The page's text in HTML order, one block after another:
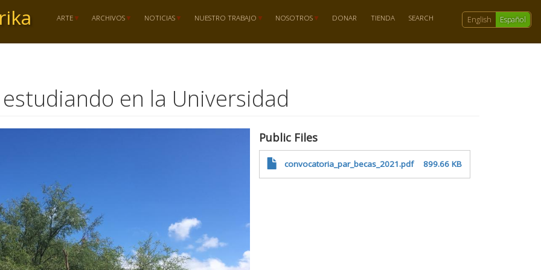
ARTE ARCHIVOS NOTICIAS NUESTRO TRABAJO NOSOTROS DONAR TIENDA SEARCH English Español
en la Universidad
Public Files
convocatoria_par_becas_2021.pdf 899.66 KB